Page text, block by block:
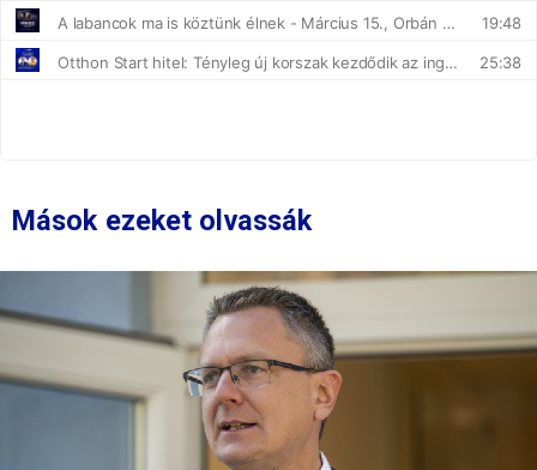
Mások ezeket olvassák